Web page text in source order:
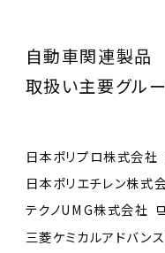
自動車関連製品
取扱い主要グル
日本ポリプロ株式会社
三菱ケミカルアドバン
テクノUMG株式会社
日本ポリエチレン株式